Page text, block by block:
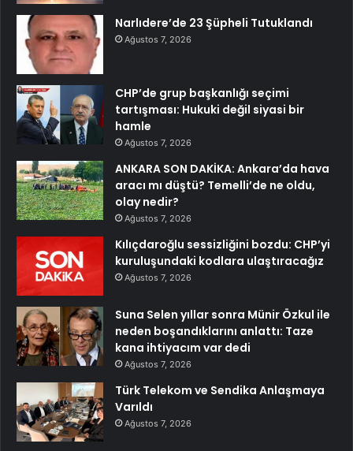
Narlıdere’de 23 Şüpheli Tutuklandı
Ağustos 7, 2026
CHP’de grup başkanlığı seçimi
tartışması: Hukuki değil siyasi bir
hamle
Ağustos 7, 2026
ANKARA SON DAKİKA: Ankara’da hava
aracı mı düştü? Temelli’de ne oldu,
olay nedir?
Ağustos 7, 2026
Kılıçdaroğlu sessizliğini bozdu: CHP’yi
kuruluşundaki kodlara ulaştıracağız
Ağustos 7, 2026
Suna Selen yıllar sonra Münir Özkul ile
neden boşandıklarını anlattı: Taze
kana ihtiyacım var dedi
Ağustos 7, 2026
Türk Telekom ve Sendika Anlaşmaya
Varıldı
Ağustos 7, 2026